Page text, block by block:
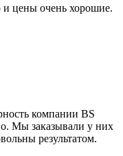
и цены очень хорошие.
компании BS
Мы заказывали у них
результатом.